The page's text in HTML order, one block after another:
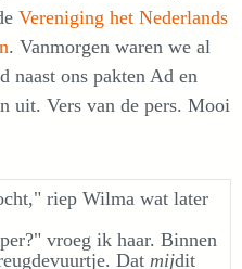
Vereniging het Nederlands
. Vanmorgen waren we al
naast ons pakten Ad en
uit. Vers van de pers. Mooi
riep Wilma wat later
vroeg ik haar. Binnen
Dat mijdit